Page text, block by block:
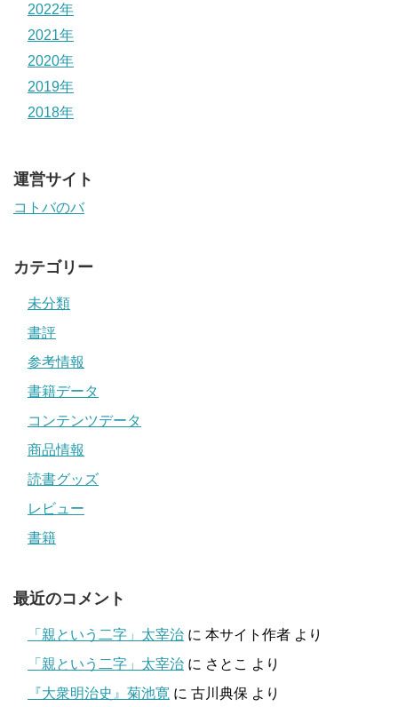
2022年
2021年
2020年
2019年
2018年
運営サイト
コトバのバ
カテゴリー
未分類
書評
参考情報
書籍データ
コンテンツデータ
商品情報
読書グッズ
レビュー
書籍
最近のコメント
「親という二字」太宰治 に 本サイト作者 より
「親という二字」太宰治 に さとこ より
『大衆明治史』菊池寛 に 古川典保 より